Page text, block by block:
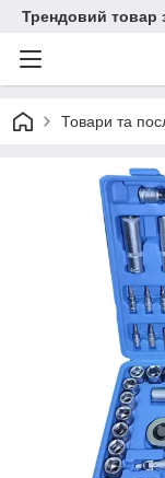
Трендовий товар
Товари та